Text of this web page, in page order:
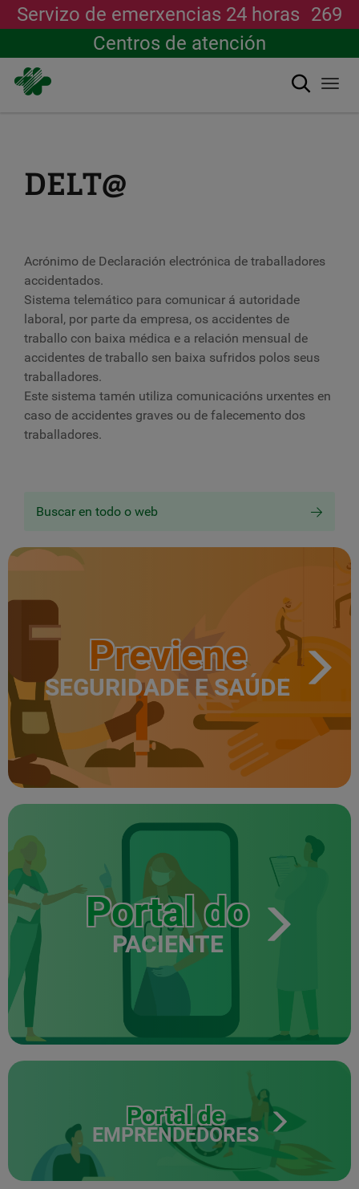
Servizo de emerxencias 24 horas 269
Centros de atención
Buscar
DELT@
Acrónimo de Declaración electrónica de traballadores
accidentados.
Sistema telemático para comunicar á autoridade
laboral, por parte da empresa, os accidentes de
traballo con baixa médica e a relación mensual de
accidentes de traballo sen baixa sufridos polos seus
traballadores.
Este sistema tamén utiliza comunicacións urxentes en
caso de accidentes graves ou de falecemento dos
traballadores.
Buscar en todo o web
Previene
SEGURIDADE E SAÚDE
Portal do
PACIENTE
Portal de
EMPRENDEDORES